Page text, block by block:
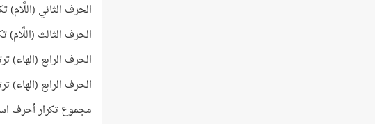
الحرف الثاني
الحرف الثالث
الحرف الرابع
الحرف الرابع (الهاء)
مجموع تكرار أحرف